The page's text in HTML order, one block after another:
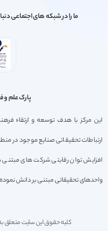
ما را در شبکه های اجتماعی
پارک علم و
این مرکز با هدف توسعه و ارتقاء
ارتباطات تحقیقاتی صنایع موجود در
افزایش توان رقابتی شرکت های مبتنی
واحدهای تحقیقاتی مبتنی بر دانش
کلیه حقوق این سایت متعلق